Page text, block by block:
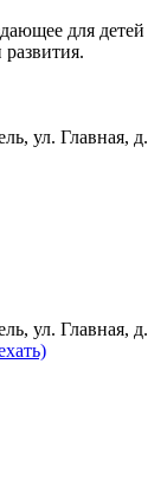
для детей
ул. Главная, д.
ул. Главная, д.